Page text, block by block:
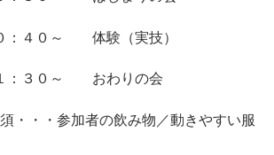
０～ 体験（実技）
０～ おわりの会
・・参加者の飲み物／動きやすい服